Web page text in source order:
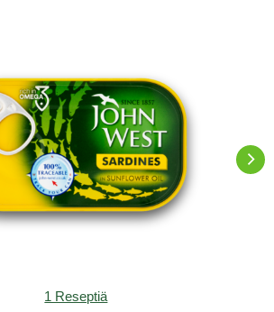
1 Reseptiä